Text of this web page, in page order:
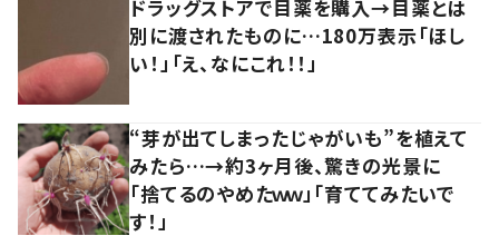
ドラッグストアで目薬を購入→目薬とは
別に渡されたものに…180万表示「ほし
い！」「え、なにこれ！！」
“芽が出てしまったじゃがいも”を植えて
みたら…→約3ヶ月後、驚きの光景に
「捨てるのやめたｗｗ」「育ててみたいで
す！」